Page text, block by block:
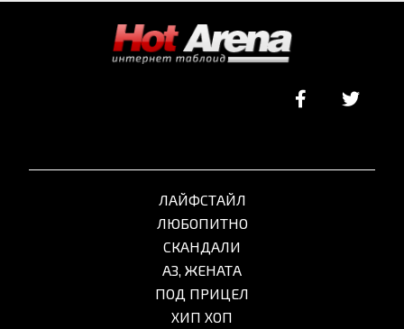
ЛАЙФСТАЙЛ
ЛЮБОПИТНО
СКАНДАЛИ
АЗ, ЖЕНАТА
ПОД ПРИЦЕЛ
ХИП ХОП